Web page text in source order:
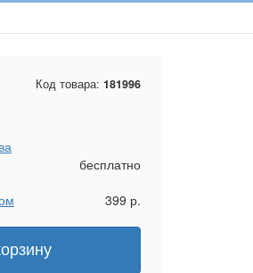
Код товара: 181996
бесплатно
399 р.